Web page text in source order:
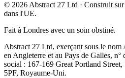
© 2026 Abstract 27 Ltd · Construit
dans l'UE.
Fait à Londres avec un soin obstiné.
Abstract 27 Ltd, exerçant sous le nom
en Angleterre et au Pays de Galles, n°
social : 167-169 Great Portland
5PF, Royaume-Uni.